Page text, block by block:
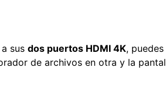
sus dos puertos HDMI 4K,
de archivos en otra y la